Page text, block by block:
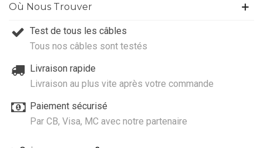
Où Nous Trouver
Test de tous les câbles
Tous nos câbles sont testés
Livraison rapide
Livraison au plus vite après votre commande
Paiement sécurisé
Par CB, Visa, MC avec notre partenaire